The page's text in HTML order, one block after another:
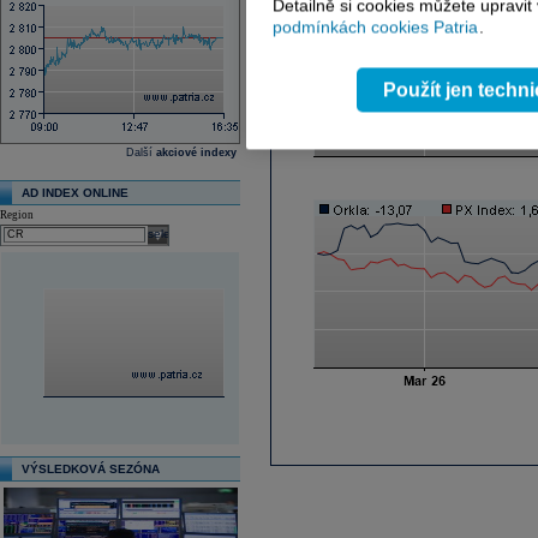
Další akciové indexy
AD INDEX ONLINE
Region
select
VÝSLEDKOVÁ SEZÓNA
Detailně si cookies můžete
podmínkách cookies Patria.
Použít jen